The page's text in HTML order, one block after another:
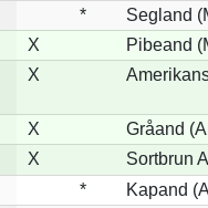
*
Segland
X
Pibeand
X
X
Gråand
X Sortbrun
*
Kapand